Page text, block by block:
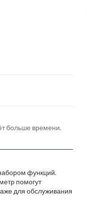
больше времени.
функций.
помогут
для обслуживания